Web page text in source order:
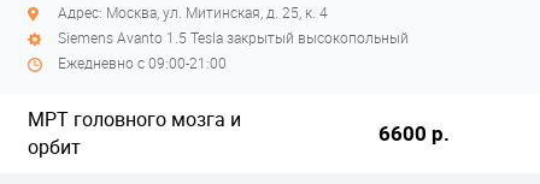
Адрес: Москва, ул. Митинская, д. 25, к. 4
Siemens Avanto 1.5 Tesla закрытый высокопольный
Ежедневно с 09:00-21:00
МРТ головного мозга и
орбит
6600 р.